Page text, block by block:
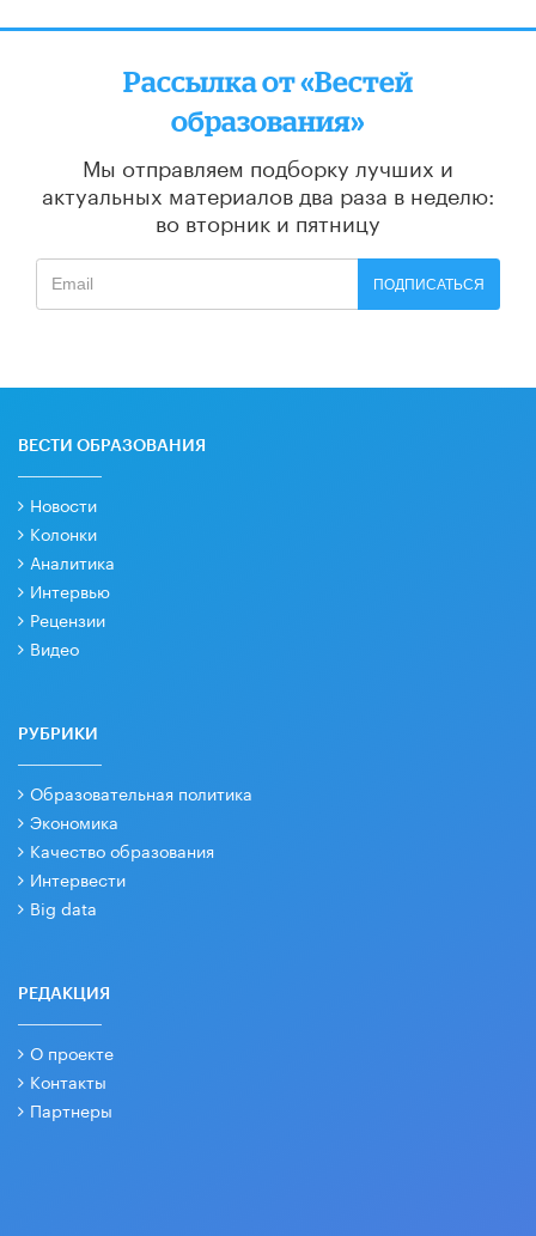
Рассылка от «Вестей
образования»
Мы отправляем подборку лучших и
актуальных материалов два раза в неделю:
во вторник и пятницу
ПОДПИСАТЬСЯ
ВЕСТИ ОБРАЗОВАНИЯ
Новости
Колонки
Аналитика
Интервью
Рецензии
Видео
РУБРИКИ
Образовательная политика
Экономика
Качество образования
Интервести
Big data
РЕДАКЦИЯ
О проекте
Контакты
Партнеры